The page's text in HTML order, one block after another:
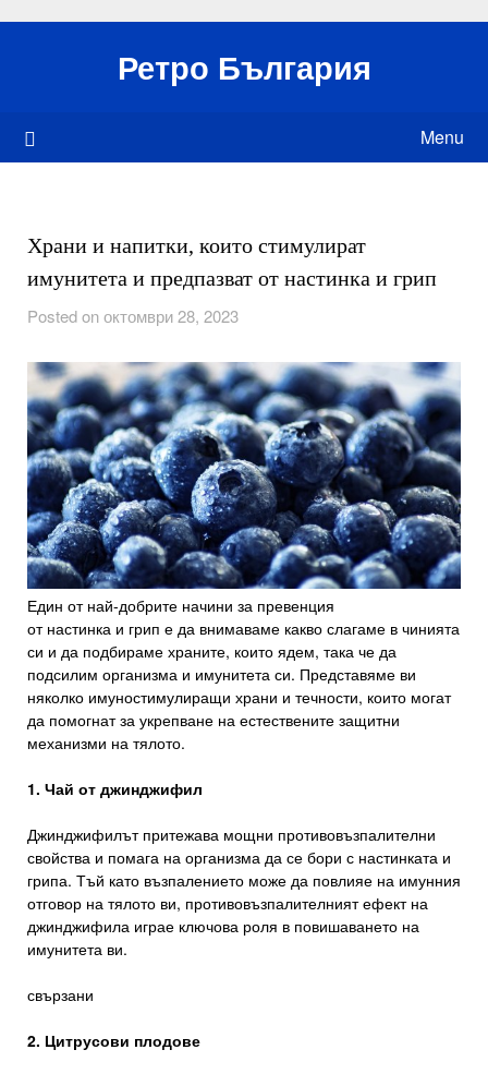
Ретро България
Menu
Храни и напитки, които стимулират
имунитета и предпазват от настинка и грип
Posted on октомври 28, 2023
Един от най-добрите начини за превенция
от настинка и грип е да внимаваме какво слагаме в чинията
си и да подбираме храните, които ядем, така че да
подсилим организма и имунитета си. Представяме ви
няколко имуностимулиращи храни и течности, които могат
да помогнат за укрепване на естествените защитни
механизми на тялото.
1. Чай от джинджифил
Джинджифилът притежава мощни противовъзпалителни
свойства и помага на организма да се бори с настинката и
грипа. Тъй като възпалението може да повлияе на имунния
отговор на тялото ви, противовъзпалителният ефект на
джинджифила играе ключова роля в повишаването на
имунитета ви.
свързани
2. Цитрусови плодове